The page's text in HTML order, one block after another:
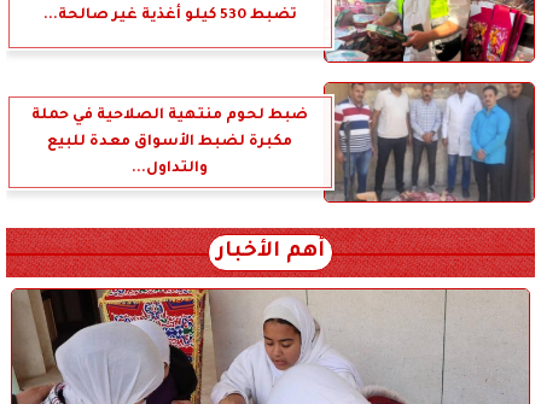
تضبط 530 كيلو أغذية غير صالحة...
ضبط لحوم منتهية الصلاحية في حملة
مكبرة لضبط الأسواق معدة للبيع
والتداول...
أهم الأخبار